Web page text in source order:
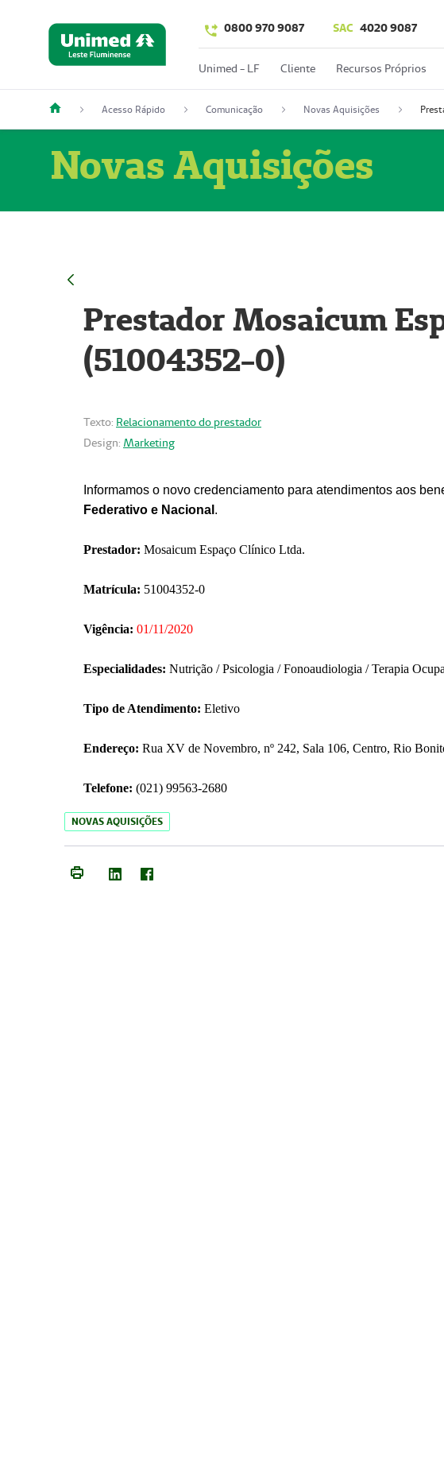
0800 970 9087 SAC 4020 9087
Unimed - LF Cliente Recursos Próprios
Acesso Rápido Comunicação Novas Aquisições
Novas Aquisições
Prestador Mosaicum
(51004352-0)
Texto: Relacionamento do prestador
Design: Marketing
Informamos o novo credenciamento para atendimentos aos
Federativo e Nacional .
Prestador: Mosaicum Espaço Clínico Ltda.
Matrícula: 51004352-0
Vigência: 01/11/2020
Especialidades: Nutrição / Psicologia / Fonoaudiologia / Terapia
Tipo de Atendimento: Eletivo
Endereço: Rua XV de Novembro, nº 242, Sala 106, Centro, Rio
Telefone: (021) 99563-2680
NOVAS AQUISIÇÕES